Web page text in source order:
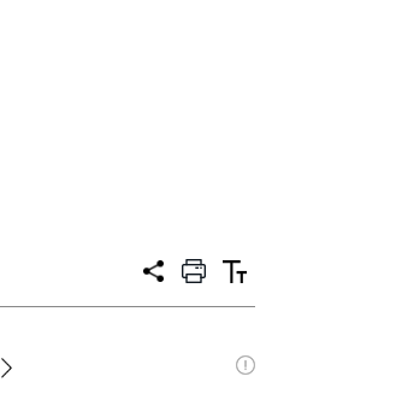
공
프
트
텍
트